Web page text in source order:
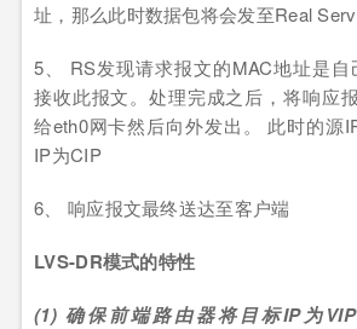
址，那么此时数据包将会发至Real
5、 RS发现请求报文的MAC地址是
接收此报文。处理完成之后，将响应
给eth0网卡然后向外发出。 此时的源
IP为CIP
6、 响应报文最终送达至客户端
LVS-DR模式的特性
(1) 确保前端路由器将目标IP为